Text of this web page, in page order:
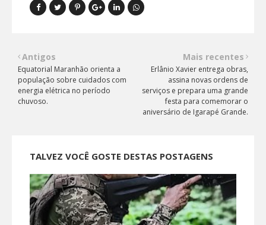
Mais recentes
Erlânio Xavier entrega obras,
assina novas ordens de
serviços e prepara uma grande
festa para comemorar o
aniversário de Igarapé Grande.
Antigos
Equatorial Maranhão orienta a
população sobre cuidados com
energia elétrica no período
chuvoso.
TALVEZ VOCÊ GOSTE DESTAS POSTAGENS